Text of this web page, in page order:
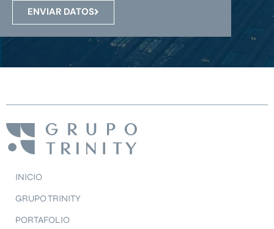
ENVIAR DATOS
INICIO
GRUPO TRINITY
PORTAFOLIO